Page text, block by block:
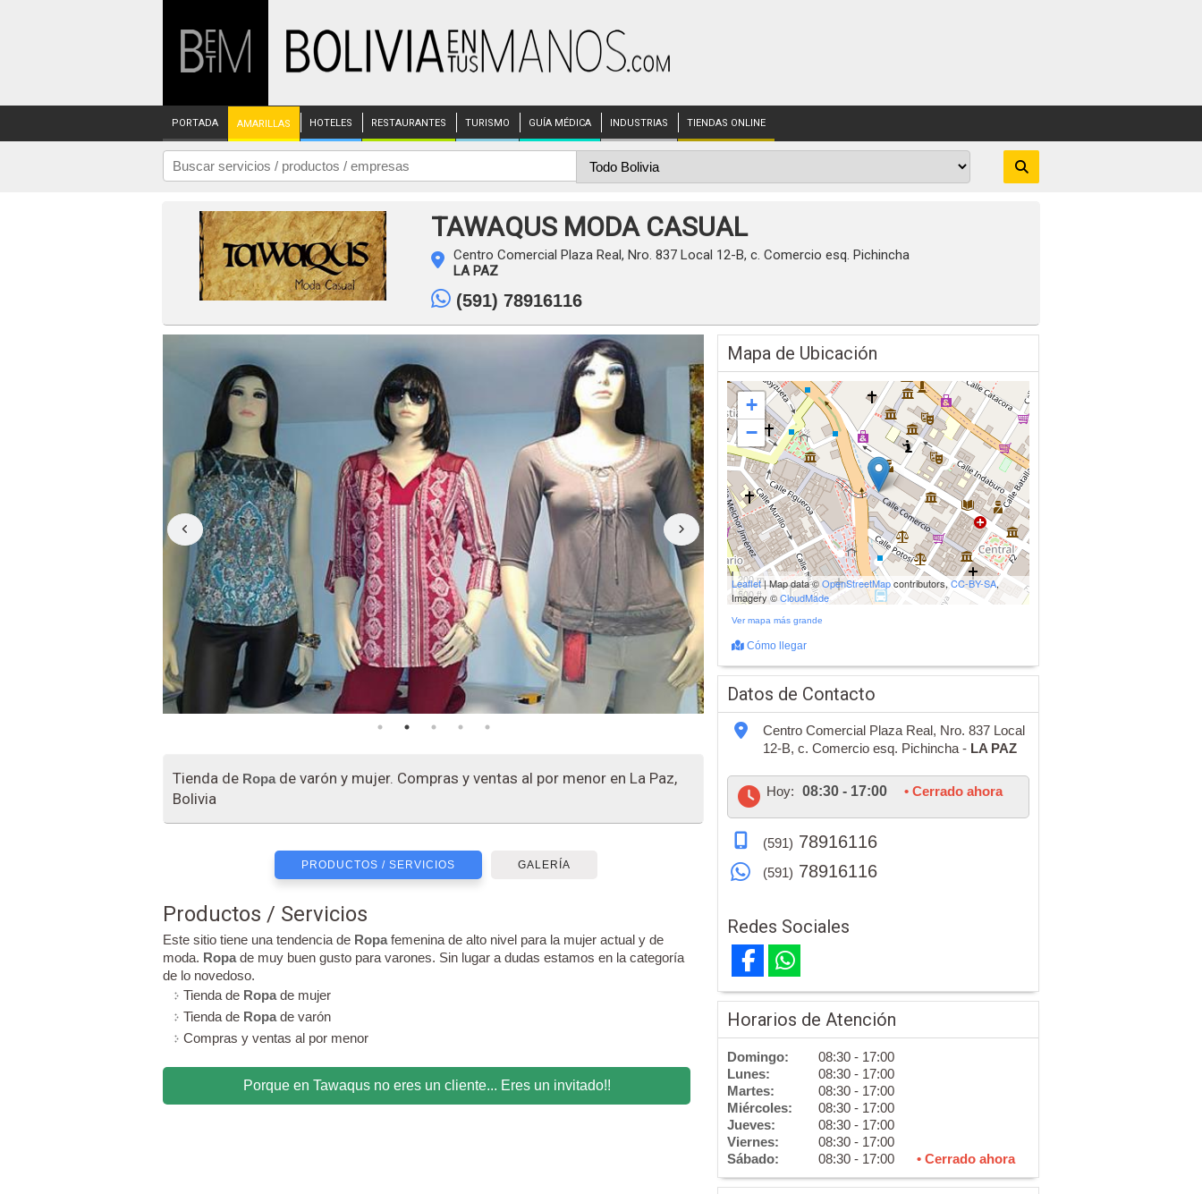
PORTADA AMARILLAS HOTELES RESTAURANTES TURISMO GUÍA MÉDICA INDUSTRIAS TIENDAS ONLINE
TAWAQUS MODA CASUAL
Centro Comercial Plaza Real, Nro. 837 Local 12-B, c. Comercio esq. Pichincha
LA PAZ
(591) 78916116
Tienda de Ropade varón y mujer. Compras y ventas al por menor en La Paz,
Bolivia
PRODUCTOS / SERVICIOS GALERÍA
Productos / Servicios
Este sitio tiene una tendencia de Ropafemenina de alto nivel para la mujer actual y de
moda. Ropade muy buen gusto para varones. Sin lugar a dudas estamos en la categoría
de lo novedoso.
Tienda de Ropade mujer
Tienda de Ropade varón
Compras y ventas al por menor
Porque en Tawaqus no eres un cliente... Eres un invitado!!
Mapa de Ubicación
+
−
200 m
500 ft
Leaflet| Map data ©OpenStreetMapcontributors,CC-BY-SA,
Imagery ©CloudMade
Ver mapa más grande
Cómo llegar
Datos de Contacto
Centro Comercial Plaza Real, Nro. 837 Local
12-B, c. Comercio esq. Pichincha - LA PAZ
Hoy: 08:30 - 17:00 • Cerrado ahora
(591) 78916116
(591) 78916116
Redes Sociales
Horarios de Atención
Domingo:
08:30 - 17:00
Lunes:
08:30 - 17:00
Martes:
08:30 - 17:00
Miércoles:
08:30 - 17:00
Jueves:
08:30 - 17:00
Viernes:
08:30 - 17:00
Sábado:
08:30 - 17:00 • Cerrado ahora